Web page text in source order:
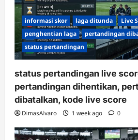
informasi skor laga ditunda
Live
penghentian laga
pertandingan
status pertandingan
status pertandingan live
pertandingan dihentikan,
dibatalkan, kode live score
DimasAlvaro 1 week ago 0